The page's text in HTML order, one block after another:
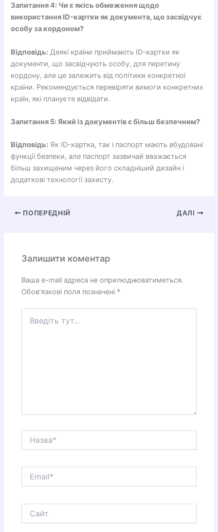
Запитання 4: Чи є якісь обмеження щодо
використання ID-картки як документа, що засвідчує
особу за кордоном?
Відповідь: Деякі країни приймають ID-картки як
документи, що засвідчують особу, для перетину
кордону, але це залежить від політики конкретної
країни. Рекомендується перевіряти вимоги конкретних
країн, які плануєте відвідати.
Запитання 5: Який із документів є більш безпечним?
Відповідь: Як ID-картка, так і паспорт мають вбудовані
функції безпеки, але паспорт зазвичай вважається
більш захищеним через його складніший дизайн і
додаткові технології захисту.
ПОПЕРЕДНІЙ ДАЛІ
Залишити коментар
Ваша e-mail адреса не оприлюднюватиметься.
Обов’язкові поля позначені *
тут...